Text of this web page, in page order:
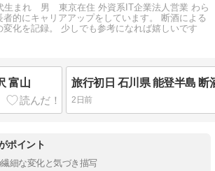
生まれ 男 東京在住 外資系IT企業法人営業 わら
者的にキャリアアップをしています。 断酒による
変化を記録。 少しでも参考になれば嬉しいです
富山 旅行初日 石川県 能登半島 断
2日前
ポイント
細な変化と気づき描写